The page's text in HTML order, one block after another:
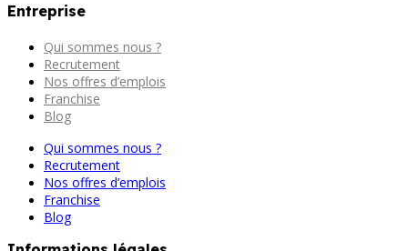
Entreprise
Qui sommes nous ?
Recrutement
Nos offres d’emplois
Franchise
Blog
Qui sommes nous ?
Recrutement
Nos offres d’emplois
Franchise
Blog